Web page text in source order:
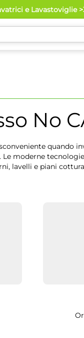
e Lavastoviglie
No
quando
moderne
lavelli e piani